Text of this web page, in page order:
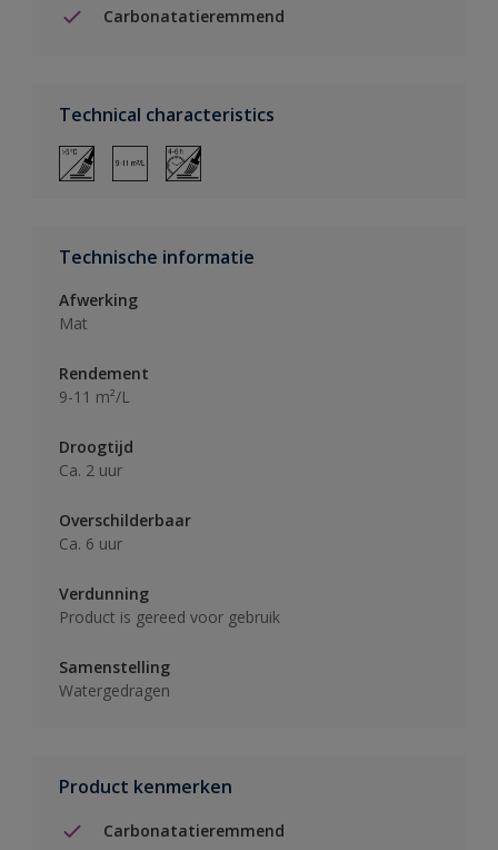
Carbonatatieremmend
Technical characteristics
Technische informatie
Afwerking
Mat
Rendement
9-11 m²/L
Droogtijd
Ca. 2 uur
Overschilderbaar
Ca. 6 uur
Verdunning
Product is gereed voor gebruik
Samenstelling
Watergedragen
Product kenmerken
Carbonatatieremmend